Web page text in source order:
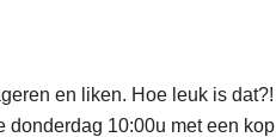
en liken. Hoe leuk is dat?!
donderdag 10:00u met een kop